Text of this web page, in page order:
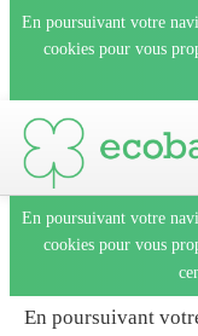
En poursuivant votre
cookies pour vous
En poursuivant votre
cookies pour vous
En poursuivant